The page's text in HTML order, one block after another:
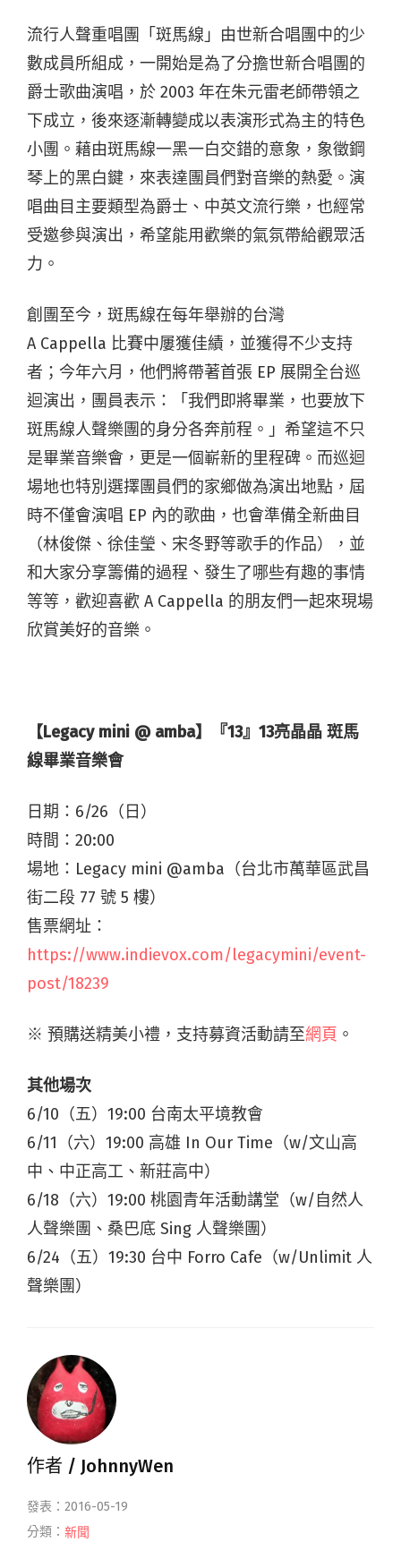
流行人聲重唱團「斑馬線」由世新合唱團中的少
數成員所組成，一開始是為了分擔世新合唱團的
爵士歌曲演唱，於 2003 年在朱元雷老師帶領之
下成立，後來逐漸轉變成以表演形式為主的特色
小團。藉由斑馬線一黑一白交錯的意象，象徵鋼
琴上的黑白鍵，來表達團員們對音樂的熱愛。演
唱曲目主要類型為爵士、中英文流行樂，也經常
受邀參與演出，希望能用歡樂的氣氛帶給觀眾活
力。
創團至今，斑馬線在每年舉辦的台灣
A Cappella 比賽中屢獲佳績，並獲得不少支持
者；今年六月，他們將帶著首張 EP 展開全台巡
迴演出，團員表示：「我們即將畢業，也要放下
斑馬線人聲樂團的身分各奔前程。」希望這不只
是畢業音樂會，更是一個嶄新的里程碑。而巡迴
場地也特別選擇團員們的家鄉做為演出地點，屆
時不僅會演唱 EP 內的歌曲，也會準備全新曲目
（林俊傑、徐佳瑩、宋冬野等歌手的作品），並
和大家分享籌備的過程、發生了哪些有趣的事情
等等，歡迎喜歡 A Cappella 的朋友們一起來現場
欣賞美好的音樂。
【Legacy mini @ amba】『13』13亮晶晶 斑馬
線畢業音樂會
日期：6/26（日）
時間：20:00
場地：Legacy mini @amba（台北市萬華區武昌
街二段 77 號 5 樓）
售票網址：
https://www.indievox.com/legacymini/event-
post/18239
※ 預購送精美小禮，支持募資活動請至網頁 。
其他場次
6/10（五）19:00 台南太平境教會
6/11（六）19:00 高雄 In Our Time（w/文山高
中、中正高工、新莊高中）
6/18（六）19:00 桃園青年活動講堂（w/自然人
人聲樂團、桑巴底 Sing 人聲樂團）
6/24（五）19:30 台中 Forro Cafe（w/Unlimit 人
聲樂團）
作者 / JohnnyWen
發表：2016-05-19
分類： 新聞